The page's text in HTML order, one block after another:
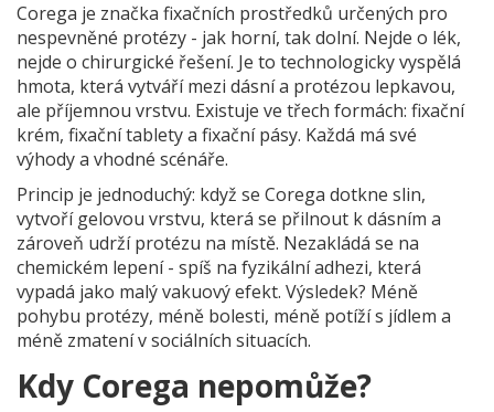
Corega je značka fixačních prostředků určených pro
nespevněné protézy - jak horní, tak dolní. Nejde o lék,
nejde o chirurgické řešení. Je to technologicky vyspělá
hmota, která vytváří mezi dásní a protézou lepkavou,
ale příjemnou vrstvu. Existuje ve třech formách: fixační
krém, fixační tablety a fixační pásy. Každá má své
výhody a vhodné scénáře.
Princip je jednoduchý: když se Corega dotkne slin,
vytvoří gelovou vrstvu, která se přilnout k dásním a
zároveň udrží protézu na místě. Nezakládá se na
chemickém lepení - spíš na fyzikální adhezi, která
vypadá jako malý vakuový efekt. Výsledek? Méně
pohybu protézy, méně bolesti, méně potíží s jídlem a
méně zmatení v sociálních situacích.
Kdy Corega nepomůže?